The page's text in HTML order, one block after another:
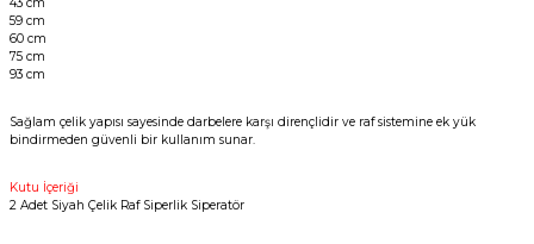
59 cm
60 cm
75 cm
93 cm
Sağlam çelik yapısı sayesinde darbelere karşı dirençlidir ve raf sistemine ek yük
bindirmeden güvenli bir kullanım sunar.
Kutu İçeriği
2 Adet Siyah Çelik Raf Siperlik Siperatör